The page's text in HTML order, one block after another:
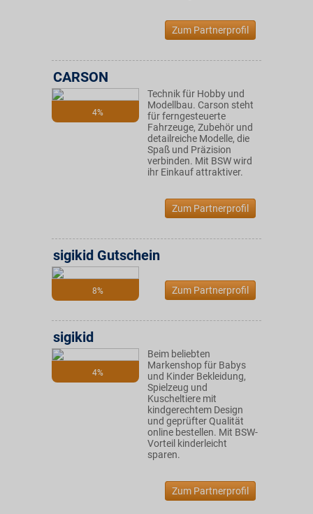
Zum Partnerprofil
4%
CARSON
Technik für Hobby und
Modellbau. Carson steht
für ferngesteuerte
Fahrzeuge, Zubehör und
detailreiche Modelle, die
Spaß und Präzision
verbinden. Mit BSW wird
ihr Einkauf attraktiver.
Zum Partnerprofil
8%
sigikid Gutschein
Zum Partnerprofil
4%
sigikid
Beim beliebten
Markenshop für Babys
und Kinder Bekleidung,
Spielzeug und
Kuscheltiere mit
kindgerechtem Design
und geprüfter Qualität
online bestellen. Mit BSW-
Vorteil kinderleicht
sparen.
Zum Partnerprofil